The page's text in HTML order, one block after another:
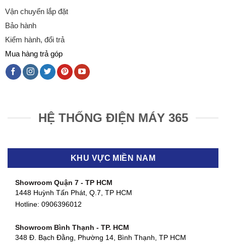
Vận chuyển lắp đặt
Bảo hành
Kiểm hành, đổi trả
Mua hàng trả góp
HỆ THỐNG ĐIỆN MÁY 365
KHU VỰC MIỀN NAM
Showroom Quận 7 - TP HCM
1448 Huỳnh Tấn Phát, Q.7, TP HCM
Hotline: 0906396012
Showroom Bình Thạnh - TP. HCM
348 Đ. Bạch Đằng, Phường 14, Bình Thạnh, TP HCM